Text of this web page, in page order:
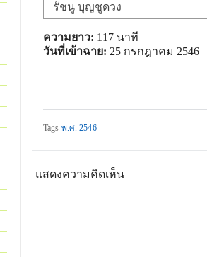
รัชนู บุญชูดวง
ความยาว: 117 นาที
วันที่เข้าฉาย: 25 กรกฎาคม 2546
Tags พ.ศ. 2546
แสดงความคิดเห็น